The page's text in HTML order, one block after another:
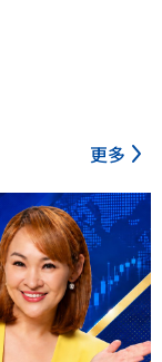
更多